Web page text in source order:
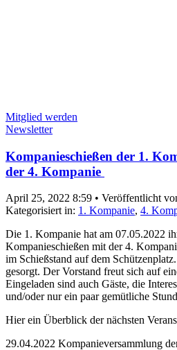
Mitglied werden
Newsletter
Kompanieschießen der 1.
der 4. Kompanie
April 25, 2022 8:59 • Veröffentlicht
Kategorisiert in: 1. Kompanie, 4.
Die 1. Kompanie hat am 07.05.2022
Kompanieschießen mit der 4.
im Schießstand auf dem
gesorgt. Der Vorstand freut sich auf
Eingeladen sind auch Gäste, die
und/oder nur ein paar gemütliche
Hier ein Überblick der nächsten
29.04.2022 Kompanieversammlung